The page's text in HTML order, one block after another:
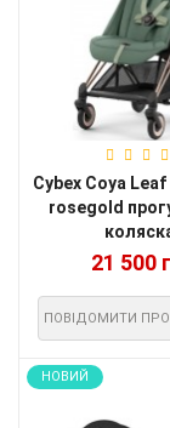
Cybex Coya Leaf
rosegold
21 500
ПОВІДОМИТИ ПРО
НОВИЙ